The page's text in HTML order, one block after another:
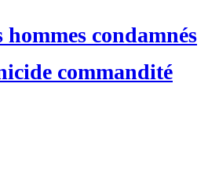
condamnés
commandité